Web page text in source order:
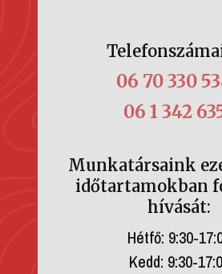
06 70 330
06 1 342
Munkatársaink
időtartamokban
hívását:
Hétfő: 9:30-
Kedd: 9:30-